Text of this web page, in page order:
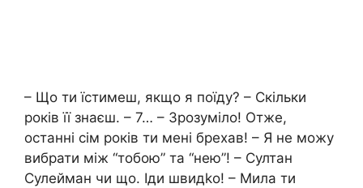
– Що ти їстимеш, якщо я поїду? – Скільки
років її знаєш. – 7… – Зрозуміло! Отже,
останні сім років ти мені брехав! – Я не можу
вибрати між “тобою” та “нею”! – Султан
Сулейман чи що. Іди швидkо! – Мила ти